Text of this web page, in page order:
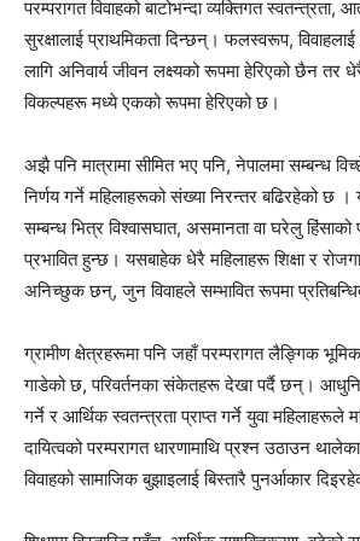
परम्परागत विवाहको बाटोभन्दा व्यक्तिगत स्वतन्त्रता,
सुरक्षालाई प्राथमिकता दिन्छन्। फलस्वरूप,
लागि अनिवार्य जीवन लक्ष्यको रूपमा हेरिएको छैन तर
विकल्पहरू मध्ये एकको रूपमा हेरिएको छ।
अझै पनि मात्रामा सीमित भए पनि, नेपालमा सम्बन्ध
निर्णय गर्ने महिलाहरूको संख्या निरन्तर बढिरहेको छ ।
सम्बन्ध भित्र विश्वासघात, असमानता वा घरेलु
प्रभावित हुन्छ। यसबाहेक धेरै महिलाहरू शिक्षा र
अनिच्छुक छन्, जुन विवाहले सम्भावित रूपमा
ग्रामीण क्षेत्रहरूमा पनि जहाँ परम्परागत लैङ्गिक
गाडेको छ, परिवर्तनका संकेतहरू देखा पर्दै छन्।
गर्ने र आर्थिक स्वतन्त्रता प्राप्त गर्ने युवा महिलाहरूले
दायित्वको परम्परागत धारणामाथि प्रश्न उठाउन
विवाहको सामाजिक बुझाइलाई बिस्तारै पुनर्आकार